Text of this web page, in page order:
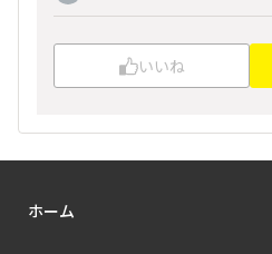
いいね
ホーム